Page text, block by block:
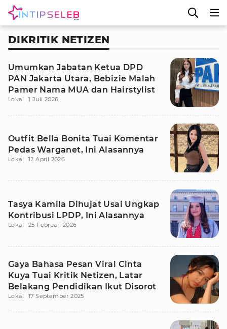
DIKRITIK NETIZEN
Umumkan Jabatan Ketua DPD
PAN Jakarta Utara, Bebizie Malah
Pamer Nama MUA dan Hairstylist
Lokal 1 Juli 2026
Outfit Bella Bonita Tuai Komentar
Pedas Warganet, Ini Alasannya
Lokal 12 April 2026
Tasya Kamila Dihujat Usai Ungkap
Kontribusi LPDP, Ini Alasannya
Lokal 25 Februari 2026
Gaya Bahasa Pesan Viral Cinta
Kuya Tuai Kritik Netizen, Latar
Belakang Pendidikan Ikut Disorot
Lokal 17 September 2025